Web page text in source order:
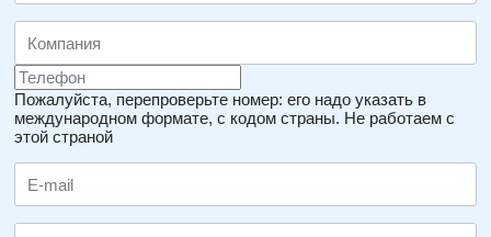
Пожалуйста, перепроверьте номер: его надо указать в
международном формате, с кодом страны. Не работаем с
этой страной